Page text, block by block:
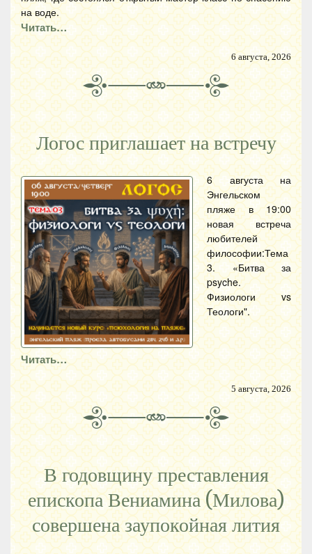
на воде.
Читать…
6 августа, 2026
Логос приглашает на встречу
6 августа на
Энгельском
пляже в 19:00
новая встреча
любителей
философии:Тема
3. «Битва за
psyche.
Физиологи vs
Теологи".
Читать…
5 августа, 2026
В годовщину преставления
епископа Вениамина (Милова)
совершена заупокойная лития